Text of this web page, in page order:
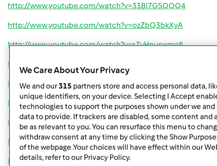
http://www.youtube.com/watch?v=33Bi7G5QQQ4
http://www.youtube.com/watch?v=ozZbQ3bkXyA
http://www.youtube.com/watch?v=sZyHpupxmq8
http://www.youtube.com/watch?v=HD6tnFXgmbA
http://www.youtube.com/watch?v=VyAyVXhaaIw
http://www.youtube.com/watch?v=gaKs5YOazJU
http://www.youtube.com/watch?v=yqz7iFeQj9g
http://www.youtube.com/watch?v=Yml4V0qvMOA
http://www.youtube.com/watch?v=UCrY0hLeWyU
We Care About Your Privacy
We and our315 partners store and access personal data,
unique identifiers, on your device. Selecting I Accept
technologies to support the purposes shown under we and
data to provide. If trackers are disabled, some content and
be as relevant to you. You can resurface this menu to
withdraw consent at any time by clicking the Show
of the webpage .Your choices will have effect within our
details, refer to our Privacy Policy.